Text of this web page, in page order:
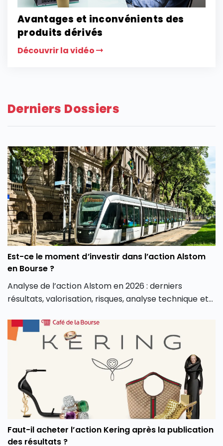
Avantages et inconvénients des
produits dérivés
Découvrir la vidéo
Derniers Dossiers
Est-ce le moment d’investir dans l’action Alstom
en Bourse ?
Analyse de l’action Alstom en 2026 : derniers
résultats, valorisation, risques, analyse technique et
Faut-il acheter l’action Kering après la publication
des résultats ?